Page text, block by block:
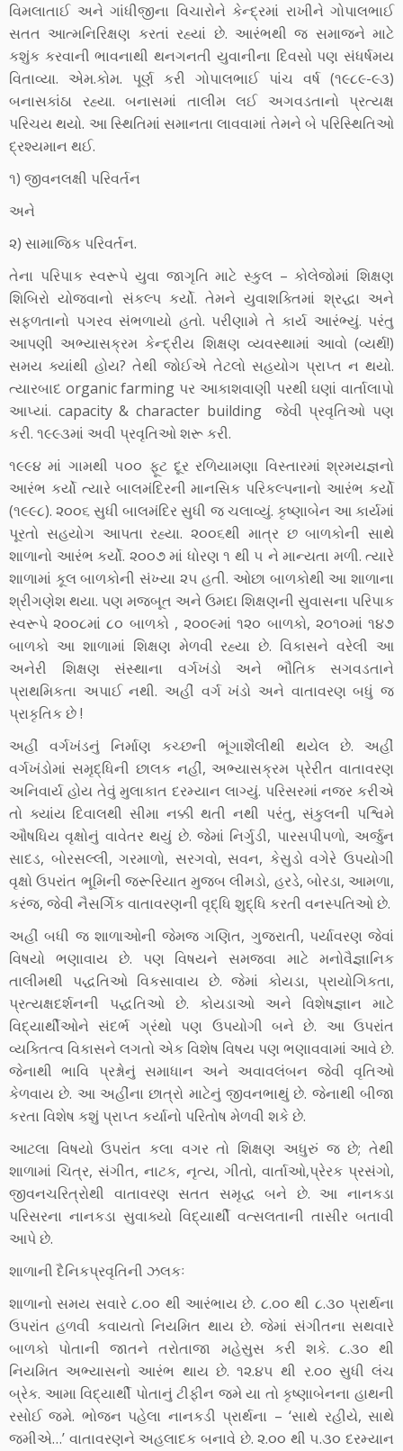
વિમલાતાઈ અને ગાંધીજીના વિચારોને કેન્દ્રમાં રાખીને ગોપાલભાઈ
સતત આત્મનિરિક્ષણ કરતાં રહ્યાં છે. આરંભથી જ સમાજને માટે
કશુંક કરવાની ભાવનાથી થનગનતી યુવાનીના દિવસો પણ સંધર્ષમય
વિતાવ્યા. એમ.કોમ. પૂર્ણ કરી ગોપાલભાઈ પાંચ વર્ષ (૧૯૮૯-૯૩)
બનાસકાંઠા રહ્યા. બનાસમાં તાલીમ લઈ અગવડતાનો પ્રત્યક્ષ
પરિચય થયો. આ સ્થિતિમાં સમાનતા લાવવામાં તેમને બે પરિસ્થિતિઓ
દ્રશ્યમાન થઈ.
૧) જીવનલક્ષી પરિવર્તન
અને
૨) સામાજિક પરિવર્તન.
તેના પરિપાક સ્વરૂપે યુવા જાગૃતિ માટે સ્કુલ – કોલેજોમાં શિક્ષણ
શિબિરો યોજવાનો સંકલ્પ કર્યો. તેમને યુવાશક્તિમાં શ્રદ્ધા અને
સફળતાનો પગરવ સંભળાયો હતો. પરીણામે તે કાર્ય આરંભ્યું. પરંતુ
આપણી અભ્યાસક્રમ કેન્દ્રીય શિક્ષણ વ્યવસ્થામાં આવો (વ્યર્થ!)
સમય ક્યાંથી હોય? તેથી જોઈએ તેટલો સહયોગ પ્રાપ્ત ન થયો.
ત્યારબાદ organic farming પર આકાશવાણી પરથી ઘણાં વાર્તાલાપો
આપ્યાં. capacity & character building જેવી પ્રવૃતિઓ પણ
કરી. ૧૯૯૩માં અવી પ્રવૃતિઓ શરૂ કરી.
૧૯૯૪ માં ગામથી ૫૦૦ ફૂટ દૂર રળિયામણા વિસ્તારમાં શ્રમયજ્ઞનો
આરંભ કર્યો ત્યારે બાલમંદિરની માનસિક પરિકલ્પનાનો આરંભ કર્યો
(૧૯૯૮). ૨૦૦૬ સુધી બાલમંદિર સુધી જ ચલાવ્યું. કૃષ્ણાબેન આ કાર્યમાં
પૂરતો સહયોગ આપતા રહ્યા. ૨૦૦૬થી માત્ર છ બાળકોની સાથે
શાળાનો આરંભ કર્યો. ૨૦૦૭ માં ધોરણ ૧ થી ૫ ને માન્યતા મળી. ત્યારે
શાળામાં કૂલ બાળકોની સંખ્યા ૨૫ હતી. ઓછા બાળકોથી આ શાળાના
શ્રીગણેશ થયા. પણ મજબૂત અને ઉમદા શિક્ષણની સુવાસના પરિપાક
સ્વરૂપે ૨૦૦૮માં ૮૦ બાળકો , ૨૦૦૯માં ૧૨૦ બાળકો, ૨૦૧૦માં ૧૪૭
બાળકો આ શાળામાં શિક્ષણ મેળવી રહ્યા છે. વિકાસને વરેલી આ
અનેરી શિક્ષણ સંસ્થાના વર્ગખંડો અને ભૌતિક સગવડતાને
પ્રાથમિકતા અપાઈ નથી. અહીં વર્ગ ખંડો અને વાતાવરણ બધું જ
પ્રાકૃતિક છે !
અહીં વર્ગખંડનું નિર્માણ કચ્છની ભૂંગાશૈલીથી થયેલ છે. અહીં
વર્ગખંડોમાં સમૃદ્ધિની છાલક નહીં, અભ્યાસક્રમ પ્રેરીત વાતાવરણ
અનિવાર્ય હોય તેવું મુલાકાત દરમ્યાન લાગ્યું. પરિસરમાં નજર કરીએ
તો ક્યાંય દિવાલથી સીમા નક્કી થતી નથી પરંતુ, સંકુલની પશ્વિમે
ઔષધિય વૃક્ષોનું વાવેતર થયું છે. જેમાં નિર્ગુડી, પારસપીપળો, અર્જુન
સાદડ, બોરસલ્લી, ગરમાળો, સરગવો, સવન, કેસુડો વગેરે ઉપયોગી
વૃક્ષો ઉપરાંત ભૂમિની જરૂરિયાત મુજબ લીમડો, હરડે, બોરડા, આમળા,
કરંજ, જેવી નૈસર્ગિક વાતાવરણની વૃદ્ધિ શુદ્ધિ કરતી વનસ્પતિઓ છે.
અહીં બધી જ શાળાઓની જેમજ ગણિત, ગુજરાતી, પર્યાવરણ જેવાં
વિષયો ભણાવાય છે. પણ વિષયને સમજવા માટે મનોવૈજ્ઞાનિક
તાલીમથી પદ્ધતિઓ વિકસાવાય છે. જેમાં કોયડા, પ્રાયોગિકતા,
પ્રત્યક્ષદર્શનની પદ્ધતિઓ છે. કોયડાઓ અને વિશેષજ્ઞાન માટે
વિદ્યાર્થીઓને સંદર્ભ ગ્રંથો પણ ઉપયોગી બને છે. આ ઉપરાંત
વ્યક્તિત્વ વિકાસને લગતો એક વિશેષ વિષય પણ ભણાવવામાં આવે છે.
જેનાથી ભાવિ પ્રશ્નોનું સમાધાન અને અવાવલંબન જેવી વૃતિઓ
કેળવાય છે. આ અહીંના છાત્રો માટેનું જીવનભાથું છે. જેનાથી બીજા
કરતા વિશેષ કશું પ્રાપ્ત કર્યાનો પરિતોષ મેળવી શકે છે.
આટલા વિષયો ઉપરાંત કલા વગર તો શિક્ષણ અધુરું જ છે; તેથી
શાળામાં ચિત્ર, સંગીત, નાટક, નૃત્ય, ગીતો, વાર્તાઓ,પ્રેરક પ્રસંગો,
જીવનચરિત્રોથી વાતાવરણ સતત સમૃદ્ધ બને છે. આ નાનકડા
પરિસરના નાનકડા સુવાક્યો વિદ્યાર્થી વત્સલતાની તાસીર બતાવી
આપે છે.
શાળાની દૈનિકપ્રવૃતિની ઝલકઃ
શાળાનો સમય સવારે ૮.૦૦ થી આરંભાય છે. ૮.૦૦ થી ૮.૩૦ પ્રાર્થના
ઉપરાંત હળવી કવાયતો નિયમિત થાય છે. જેમાં સંગીતના સથવારે
બાળકો પોતાની જાતને તરોતાજા મહેસુસ કરી શકે. ૮.૩૦ થી
નિયમિત અભ્યાસનો આરંભ થાય છે. ૧૨.૪૫ થી ર.૦૦ સુધી લંચ
બ્રેક. આમા વિદ્યાર્થી પોતાનું ટીફીન જમે યા તો કૃષ્ણાબેનના હાથની
રસોઈ જમે. ભોજન પહેલા નાનકડી પ્રાર્થના – ‘સાથે રહીયે, સાથે
જમીએ…’ વાતાવરણને અહલાદક બનાવે છે. ૨.૦૦ થી ૫.૩૦ દરમ્યાન